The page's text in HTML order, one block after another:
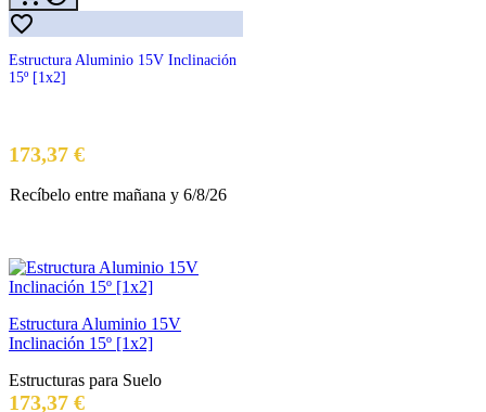

Estructura Aluminio 15V Inclinación
15º [1x2]
173,37 €Precio
Recíbelo entre mañana y 6/8/26
Estructura Aluminio 15V
Inclinación 15º [1x2]
Estructuras para Suelo
173,37 €Precio